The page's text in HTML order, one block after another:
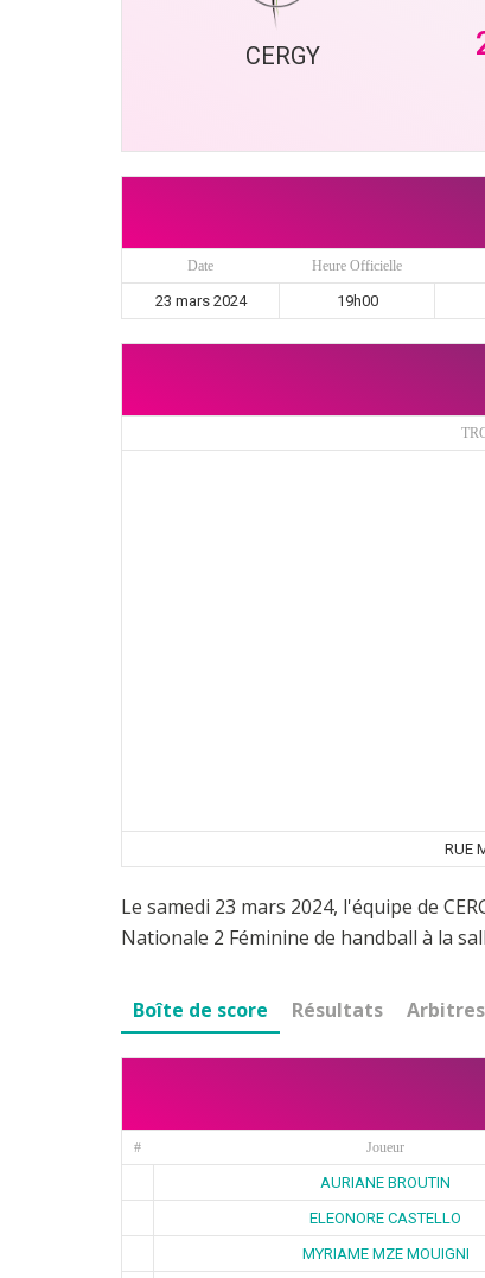
CERGY
Date Heure Officielle
23 mars 2024 19h00
RUE
Le samedi 23 mars 2024, l'équipe de
Nationale 2 Féminine de handball à la
Boîte de score Résultats Arbitres
# Joueur
AURIANE BROUTIN
ELEONORE CASTELLO
MYRIAME MZE MOUIGNI